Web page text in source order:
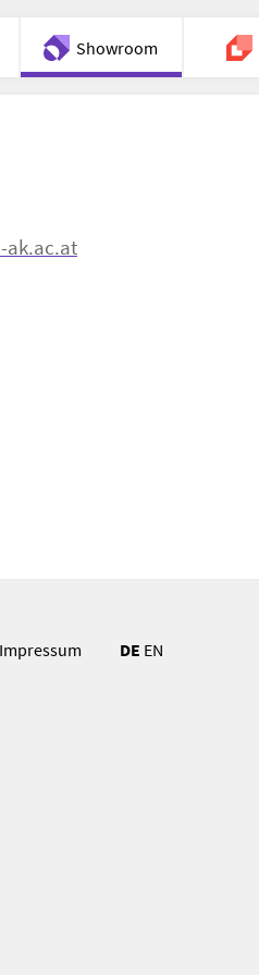
Showroom
ak.ac.at
Impressum DE EN